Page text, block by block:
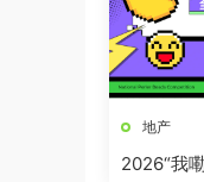
地产
2026“我